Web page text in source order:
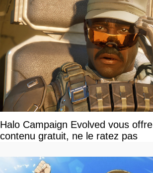
Halo Campaign Evolved vous
contenu gratuit, ne le ratez pas